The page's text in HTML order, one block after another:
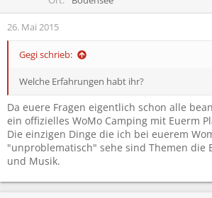
26. Mai 2015
Gegi schrieb:
Welche Erfahrungen habt ihr?
Da euere Fragen eigentlich schon alle
ein offizielles WoMo Camping mit Euerm
Die einzigen Dinge die ich bei euerem
"unproblematisch" sehe sind Themen die
und Musik.